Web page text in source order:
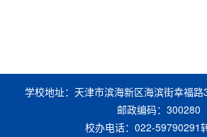
学校地址：天津市滨海新区海滨街幸福路
邮政编码：300280
校办电话：022-59790291